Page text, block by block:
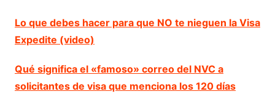
Lo que debes hacer para que NO te nieguen la Visa
Expedite (video)
Qué significa el «famoso» correo del NVC a
solicitantes de visa que menciona los 120 días